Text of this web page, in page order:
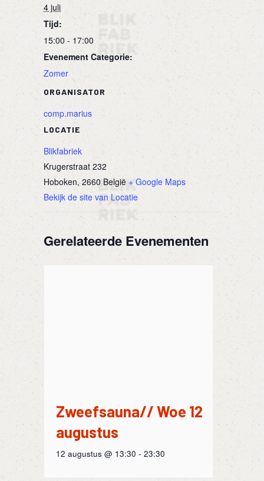
4 juli
Tijd:
15:00 - 17:00
Evenement Categorie:
Zomer
LOCATIE
Blikfabriek
Krugerstraat 232
Hoboken, 2660 België + Google Maps
Bekijk de site van Locatie
ORGANISATOR
comp.marius
Gerelateerde Evenementen
Zweefsauna// Woe 12
augustus
12 augustus @ 13:30 - 23:30